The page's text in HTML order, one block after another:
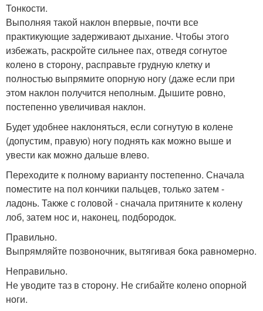
Тонкости.
Выполняя такой наклон впервые, почти все
практикующие задерживают дыхание. Чтобы этого
избежать, раскройте сильнее пах, отведя согнутое
колено в сторону, расправьте грудную клетку и
полностью выпрямите опорную ногу (даже если при
этом наклон получится неполным. Дышите ровно,
постепенно увеличивая наклон.
Будет удобнее наклоняться, если согнутую в колене
(допустим, правую) ногу поднять как можно выше и
увести как можно дальше влево.
Переходите к полному варианту постепенно. Сначала
поместите на пол кончики пальцев, только затем -
ладонь. Также с головой - сначала притяните к колену
лоб, затем нос и, наконец, подбородок.
Правильно.
Выпрямляйте позвоночник, вытягивая бока равномерно.
Неправильно.
Не уводите таз в сторону. Не сгибайте колено опорной
ноги.